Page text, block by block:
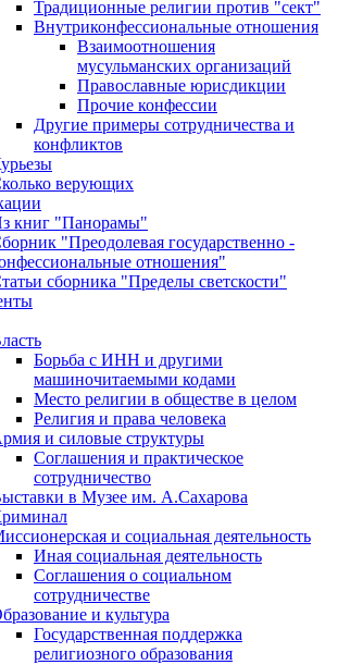
Традиционные религии против "сект"
Внутриконфессиональные отношения
Взаимоотношения
мусульманских организаций
Православные юрисдикции
Прочие конфессии
Другие примеры сотрудничества и
конфликтов
верующих
книг "Панорамы"
"Преодолевая государственно -
отношения"
сборника "Пределы светскости"
Борьба с ИНН и другими
машиночитаемыми кодами
Место религии в обществе в целом
Религия и права человека
и силовые структуры
Соглашения и практическое
сотрудничество
в Музее им. А.Сахарова
и социальная деятельность
Иная социальная деятельность
Соглашения о социальном
сотрудничестве
и культура
Государственная поддержка
религиозного образования